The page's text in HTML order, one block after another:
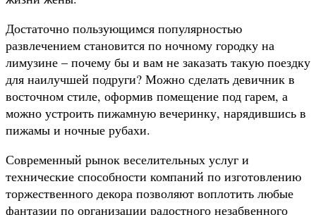
Достаточно пользующимся популярностью
развлечением становится по ночному городку на
лимузине – почему бы и вам не заказать такую поездку
для наилучшей подруги? Можно сделать девичник в
восточном стиле, оформив помещение под гарем, а
можно устроить пижамную вечеринку, нарядившись в
пижамы и ночные рубахи.
Современный рынок веселительных услуг и
технические способности компаний по изготовлению
торжественного декора позволяют воплотить любые
фантазии по организации радостного незабвенного